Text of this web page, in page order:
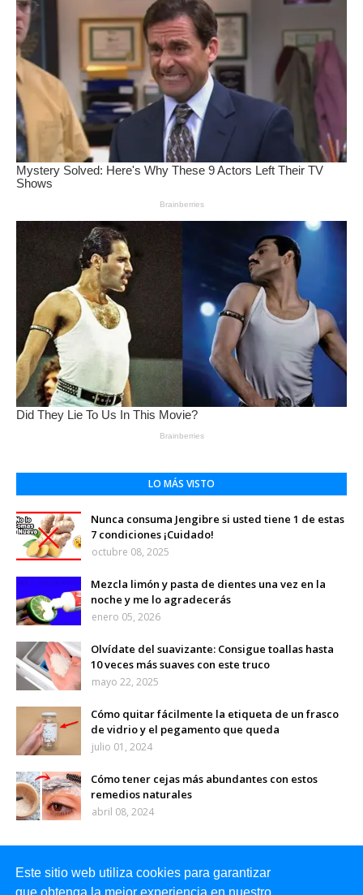
Este sitio web utiliza cookies para garantizar
que obtenga la mejor experiencia en nuestro
LO MÁS VISTO
Nunca consuma Jengibre si usted tiene 1 de estas
7 condiciones ¡Cuidado!
octubre 08, 2025
Mezcla limón y pasta de dientes una vez en la
noche y me lo agradecerás
enero 05, 2026
Olvídate del suavizante: Consigue toallas hasta
10 veces más suaves con este truco
mayo 22, 2025
Cómo quitar fácilmente la etiqueta de un frasco
de vidrio y el pegamento que queda
julio 01, 2024
Cómo tener cejas más abundantes con estos
remedios naturales
abril 08, 2024